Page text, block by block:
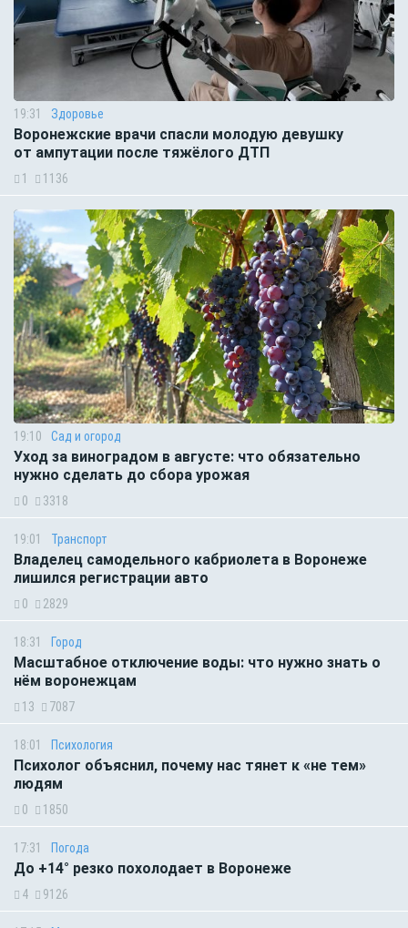
19:31 Здоровье
Воронежские врачи спасли молодую девушку
от ампутации после тяжёлого ДТП
1 1136
19:10 Сад и огород
Уход за виноградом в августе: что обязательно
нужно сделать до сбора урожая
0 3318
19:01 Транспорт
Владелец самодельного кабриолета в Воронеже
лишился регистрации авто
0 2829
18:31 Город
Масштабное отключение воды: что нужно знать о
нём воронежцам
13 7087
18:01 Психология
Психолог объяснил, почему нас тянет к «не тем»
людям
0 1850
17:31 Погода
До +14° резко похолодает в Воронеже
4 9126